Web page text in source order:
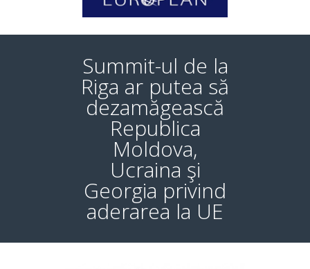
Summit-ul de la
Riga ar putea să
dezamăgească
Republica
Moldova,
Ucraina şi
Georgia privind
aderarea la UE